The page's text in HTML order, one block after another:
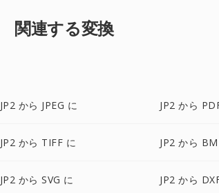
関連する変換
JP2 から JPEG に JP2 から
JP2 から TIFF に JP2 から
JP2 から SVG に JP2 から